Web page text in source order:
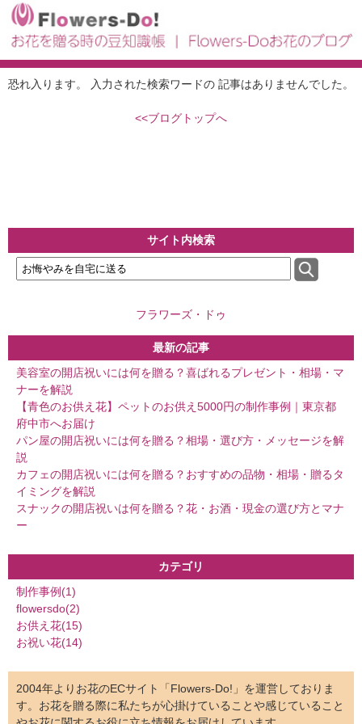
恐れ入ります。 入力された検索ワードの 記事はありませんでした。
<<ブログトップへ
サイト内検索
フラワーズ・ドゥ
最新の記事
美容室の開店祝いには何を贈る？喜ばれるプレゼント・相場・マ
ナーを解説
【青色のお供え花】ペットのお供え5000円の制作事例｜東京都
府中市へお届け
パン屋の開店祝いには何を贈る？相場・選び方・メッセージを解
説
カフェの開店祝いには何を贈る？おすすめの品物・相場・贈るタ
イミングを解説
スナックの開店祝いは何を贈る？花・お酒・現金の選び方とマナ
ー
カテゴリ
制作事例(1)
flowersdo(2)
お供え花(15)
お祝い花(14)
2004年よりお花のECサイト「Flowers-Do!」を運営しておりま
す。お花を贈る際に私たちが心掛けていることや感じていること